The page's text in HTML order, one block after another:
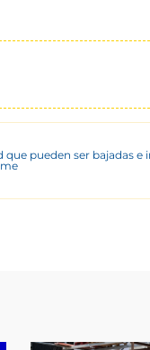
pueden ser bajadas e